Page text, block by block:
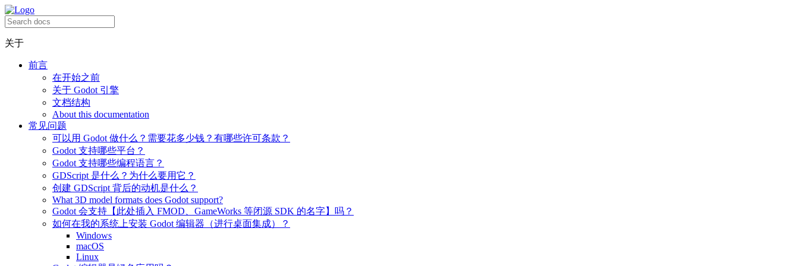
关于
前言
在开始之前
关于 Godot 引擎
文档结构
About this documentation
常见问题
可以用 Godot 做什么？需要花多少钱？有哪些许可条款？
Godot 支持哪些平台？
Godot 支持哪些编程语言？
GDScript 是什么？为什么要用它？
创建 GDScript 背后的动机是什么？
What 3D model formats does Godot support?
Godot 会支持【此处插入 FMOD、GameWorks 等闭源 SDK 的名字】吗？
如何在我的系统上安装 Godot 编辑器（进行桌面集成）？
Windows
macOS
Linux